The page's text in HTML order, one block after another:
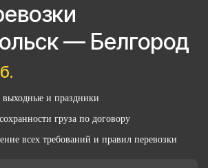
— Белгород
выходные и праздники
груза по договору
всех требований и правил перевозки